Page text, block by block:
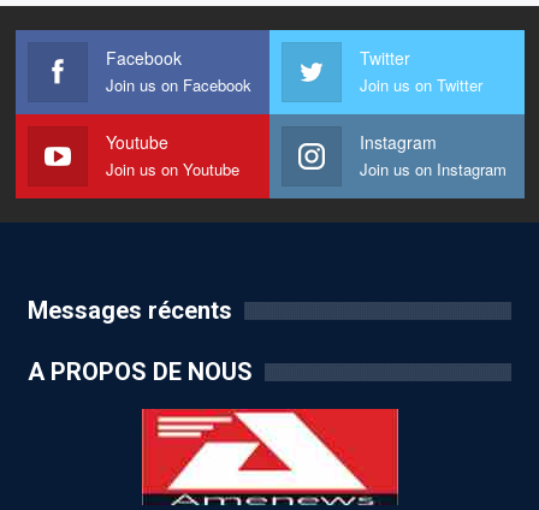
Facebook
Join us on Facebook
Twitter
Join us on Twitter
Youtube
Join us on Youtube
Instagram
Join us on Instagram
Messages récents
A PROPOS DE NOUS